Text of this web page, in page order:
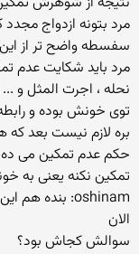
مرد بتونه ازدواج مجدد
سفسطه واضح تر از
مرد باید شکایت عدم
نحله ، اجرت المثل و ...
توی خونش بوده و
بره لازم نیست بعد که
حکم عدم تمکین می
تمکین نکنه یعنی به
oshinam: بنده هم این پاسخ را در مقابل سوال شما داده ام
الان
سوالش کجاش بود؟